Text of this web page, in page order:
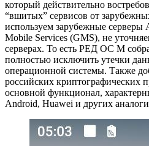
который действительно
“вшитых” сервисов от
используем зарубежные серверы
Mobile Services (GMS), не
серверах. То есть РЕД ОС М
полностью исключить утечки
операционной системы. Также
российских криптографических
основной функционал,
Android, Huawei и других